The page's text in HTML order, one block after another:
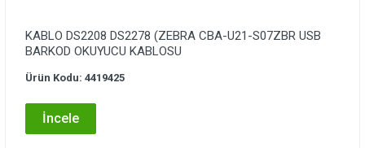
KABLO DS2208 DS2278 (ZEBRA CBA-U21-S07ZBR USB
BARKOD OKUYUCU KABLOSU
Ürün Kodu: 4419425
İncele